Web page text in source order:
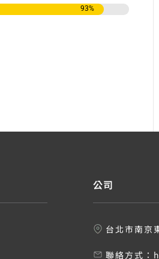
93%
公司
台北市南京
聯絡方式：